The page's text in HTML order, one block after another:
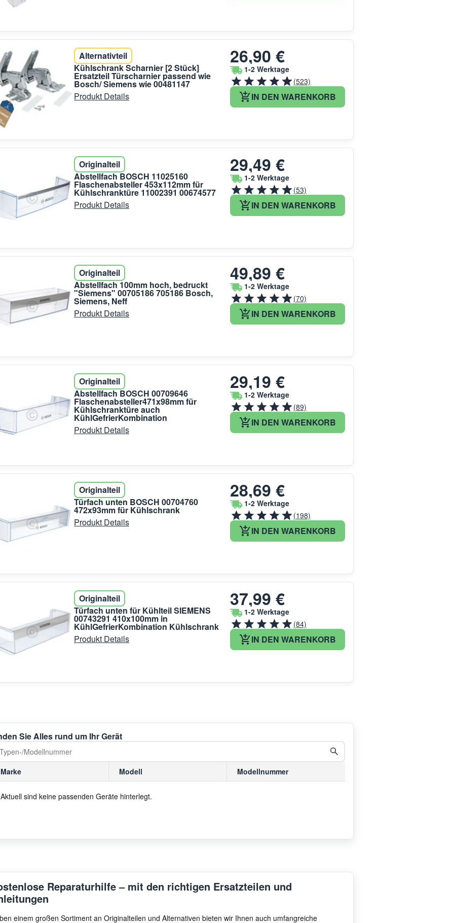
Alternativteil
Kühlschrank Scharnier [2 Stück]
Ersatzteil Türscharnier passend wie
Bosch/ Siemens wie 00481147
Produkt Details
26,90 €
1-2 Werktage
(523)
IN DEN WARENKORB
Originalteil
Abstellfach BOSCH 11025160
Flaschenabsteller 453x112mm für
Kühlschranktüre 11002391 00674577
Produkt Details
29,49 €
1-2 Werktage
(53)
IN DEN WARENKORB
Originalteil
Abstellfach 100mm hoch, bedruckt
"Siemens" 00705186 705186 Bosch,
Siemens, Neff
Produkt Details
49,89 €
1-2 Werktage
(70)
IN DEN WARENKORB
Originalteil
Abstellfach BOSCH 00709646
Flaschenabsteller471x98mm für
Kühlschranktüre auch
KühlGefrierKombination
Produkt Details
29,19 €
1-2 Werktage
(89)
IN DEN WARENKORB
Originalteil
Türfach unten BOSCH 00704760
472x93mm für Kühlschrank
Produkt Details
28,69 €
1-2 Werktage
(198)
IN DEN WARENKORB
Originalteil
Türfach unten für Kühlteil SIEMENS
00743291 410x100mm in
KühlGefrierKombination Kühlschrank
Produkt Details
37,99 €
1-2 Werktage
(84)
IN DEN WARENKORB
Sie Alles rund um Ihr Gerät
Marke Modell Modellnummer
Aktuell sind keine passenden Geräte hinterlegt.
Reparaturhilfe – mit den richtigen Ersatzteilen und
einem großen Sortiment an Originalteilen und Alternativen bieten wir Ihnen auch umfangreiche